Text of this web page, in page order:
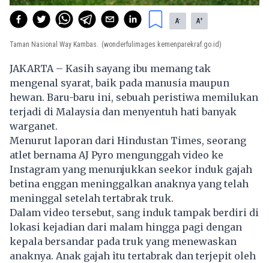
A- A+
Taman Nasional Way Kambas. (wonderfulimages.kemenparekraf.go.id)
JAKARTA – Kasih sayang ibu memang tak
mengenal syarat, baik pada manusia maupun
hewan. Baru-baru ini, sebuah peristiwa memilukan
terjadi di Malaysia dan menyentuh hati banyak
warganet.
Menurut laporan dari Hindustan Times, seorang
atlet bernama AJ Pyro mengunggah video ke
Instagram yang menunjukkan seekor induk gajah
betina enggan meninggalkan anaknya yang telah
meninggal setelah tertabrak truk.
Dalam video tersebut, sang induk tampak berdiri di
lokasi kejadian dari malam hingga pagi dengan
kepala bersandar pada truk yang menewaskan
anaknya. Anak gajah itu tertabrak dan terjepit oleh